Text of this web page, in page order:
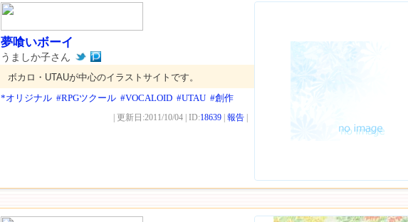
夢喰いボーイ
うましか子さん
ボカロ・UTAUが中心のイラストサイトです。
*オリジナル #RPGツクール #VOCALOID #UTAU #創作
| 更新日:2011/10/04 | ID:18639 報告